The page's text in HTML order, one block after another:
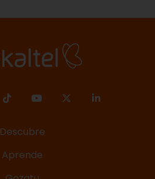
Descubre
Aprende